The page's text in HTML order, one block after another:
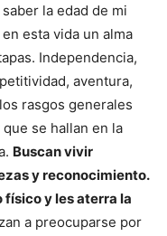
la edad de mi
esta vida un alma
Independencia,
aventura,
rasgos generales
se hallan en la
Buscan vivir
y reconocimiento.
físico y les aterra la
a preocuparse por